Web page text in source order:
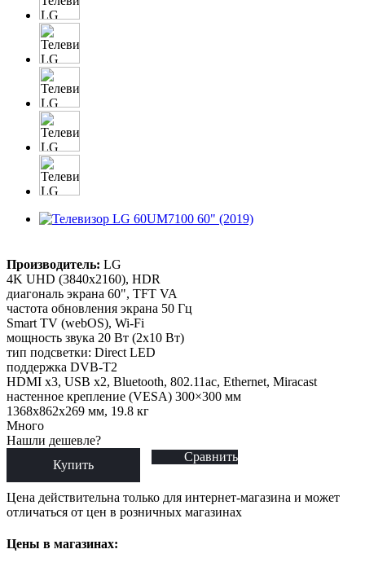
Производитель: LG
4K UHD (3840x2160), HDR
диагональ экрана 60", TFT VA
частота обновления экрана 50 Гц
Smart TV (webOS), Wi-Fi
мощность звука 20 Вт (2х10 Вт)
тип подсветки: Direct LED
поддержка DVB-T2
HDMI x3, USB x2, Bluetooth, 802.11ac, Ethernet, Miracast
настенное крепление (VESA) 300×300 мм
1368x862x269 мм, 19.8 кг
Много
Нашли дешевле?
Купить
Сравнить
Цена действительна только для интернет-магазина и может
отличаться от цен в розничных магазинах
Цены в магазинах: